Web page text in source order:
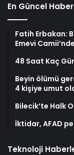
En Güncel
Fatih Erbakan:
Emevi
48 Saat Kaç
Beyin ölümü
4 kişiye umut
Bilecik’te Halk
İktidar, AFAD
Teknoloji